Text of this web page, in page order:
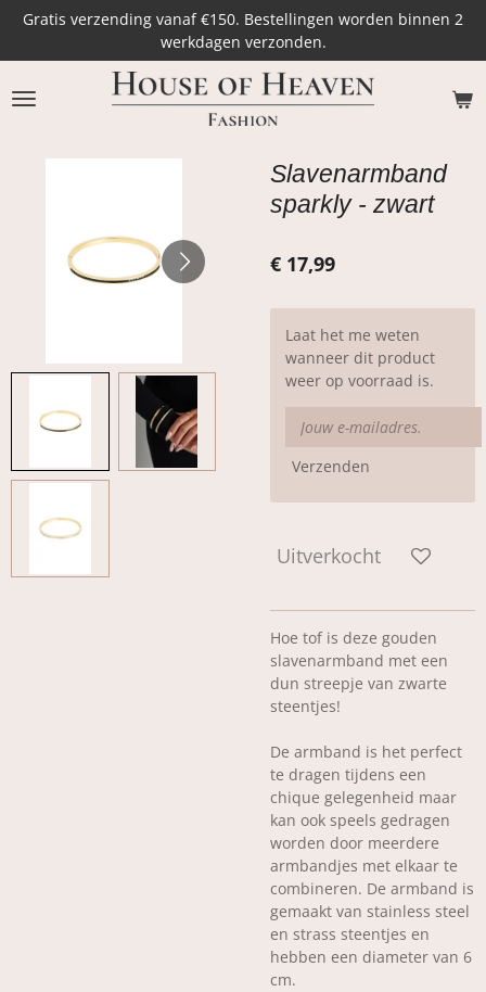
Ga
naar
de
hoofdinhoud
Gratis verzending vanaf €150. Bestellingen worden binnen 2
werkdagen verzonden.
Slavenarmband
sparkly - zwart
€ 17,99
Laat het me weten
wanneer dit product
weer op voorraad is.
Verzenden
Uitverkocht
Hoe tof is deze gouden
slavenarmband met een
dun streepje van zwarte
steentjes!
De armband is het perfect
te dragen tijdens een
chique gelegenheid maar
kan ook speels gedragen
worden door meerdere
armbandjes met elkaar te
combineren. De armband is
gemaakt van stainless steel
en strass steentjes en
hebben een diameter van 6
cm.